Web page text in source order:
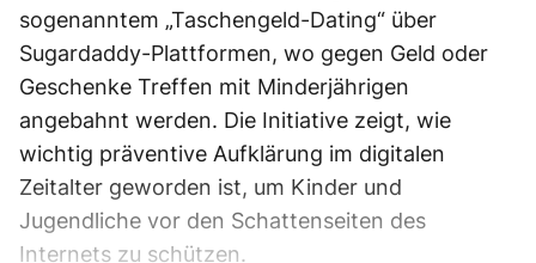
sogenanntem „Taschengeld-Dating“ über
Sugardaddy-Plattformen, wo gegen Geld oder
Geschenke Treffen mit Minderjährigen
angebahnt werden. Die Initiative zeigt, wie
wichtig präventive Aufklärung im digitalen
Zeitalter geworden ist, um Kinder und
Jugendliche vor den Schattenseiten des
Internets zu schützen.